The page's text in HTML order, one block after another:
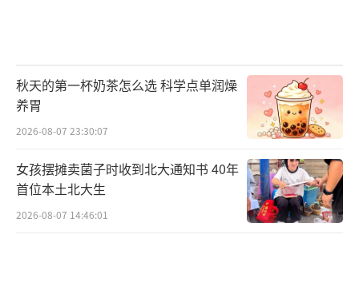
秋天的第一杯奶茶怎么选 科学点单润燥
养胃
2026-08-07 23:30:07
女孩摆摊卖菌子时收到北大通知书 40年
首位本土北大生
2026-08-07 14:46:01